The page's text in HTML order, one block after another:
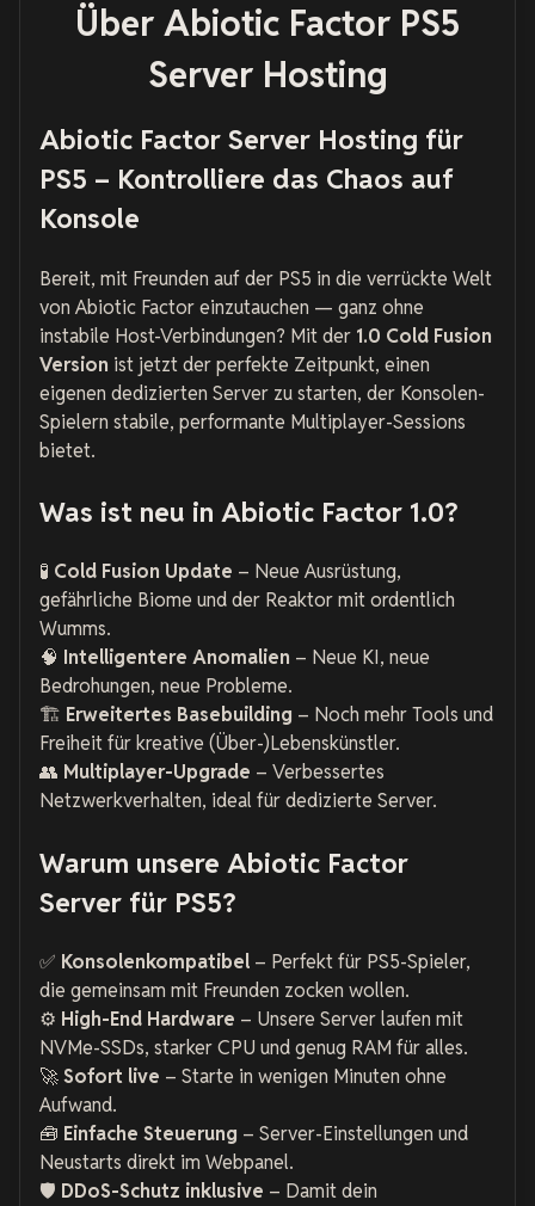
Über Abiotic Factor PS5
Server Hosting
Abiotic Factor Server Hosting für
PS5 – Kontrolliere das Chaos auf
Konsole
Bereit, mit Freunden auf der PS5 in die verrückte Welt
von Abiotic Factoreinzutauchen — ganz ohne
instabile Host-Verbindungen? Mit der 1.0 Cold Fusion
Version ist jetzt der perfekte Zeitpunkt, einen
eigenen dedizierten Server zu starten, der Konsolen-
Spielern stabile, performante Multiplayer-Sessions
bietet.
Was ist neu in Abiotic Factor 1.0?
🧪 Cold Fusion Update – Neue Ausrüstung,
gefährliche Biome und der Reaktor mit ordentlich
Wumms.
🧠 Intelligentere Anomalien – Neue KI, neue
Bedrohungen, neue Probleme.
🏗️ Erweitertes Basebuilding – Noch mehr Tools und
Freiheit für kreative (Über-)Lebenskünstler.
👥 Multiplayer-Upgrade – Verbessertes
Netzwerkverhalten, ideal für dedizierte Server.
Warum unsere Abiotic Factor
Server für PS5?
✅ Konsolenkompatibel – Perfekt für PS5-Spieler,
die gemeinsam mit Freunden zocken wollen.
⚙️ High-End Hardware – Unsere Server laufen mit
NVMe-SSDs, starker CPU und genug RAM für alles.
🚀Sofort live – Starte in wenigen Minuten ohne
Aufwand.
🧰 Einfache Steuerung – Server-Einstellungen und
Neustarts direkt im Webpanel.
🛡️ DDoS-Schutz inklusive – Damit dein